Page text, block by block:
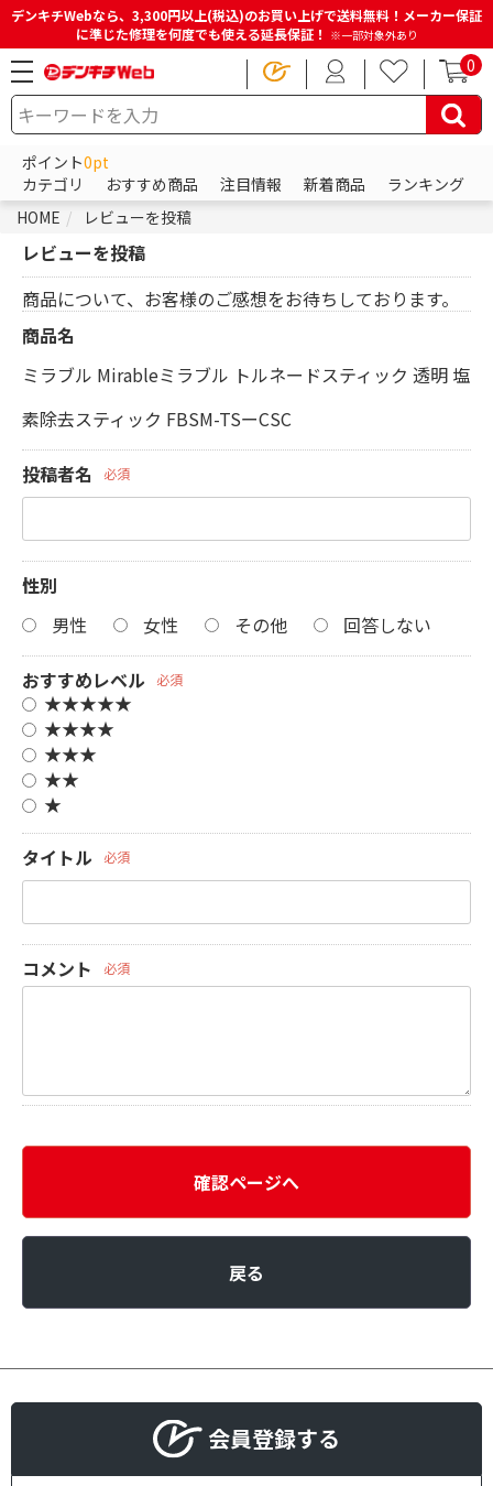
デンキチWebなら、3,300円以上(税込)のお買い上げで送料無料！メーカー保証
に準じた修理を何度でも使える延長保証！ ※一部対象外あり
0
ポイント0pt
カテゴリ
おすすめ商品 注目情報 新着商品
ランキング
HOME
レビューを投稿
レビューを投稿
商品について、お客様のご感想をお待ちしております。
商品名
ミラブル Mirableミラブル トルネードスティック 透明 塩
素除去スティック FBSM-TSーCSC
投稿者名 必須
性別
男性
女性 その他 回答しない
おすすめレベル 必須
★★★★★
★★★★
★★★
★★
★
タイトル
必須
コメント 必須
確認ページへ
戻る
会員登録する